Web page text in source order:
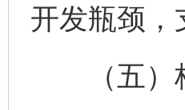
开发瓶颈，
（五）核